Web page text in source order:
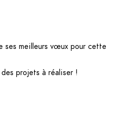
ses meilleurs vœux pour cette
projets à réaliser !